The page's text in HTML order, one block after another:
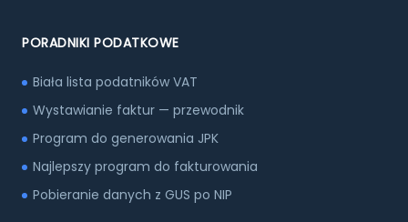
PORADNIKI PODATKOWE
Biała lista podatników VAT
Wystawianie faktur — przewodnik
Program do generowania JPK
Najlepszy program do fakturowania
Pobieranie danych z GUS po NIP